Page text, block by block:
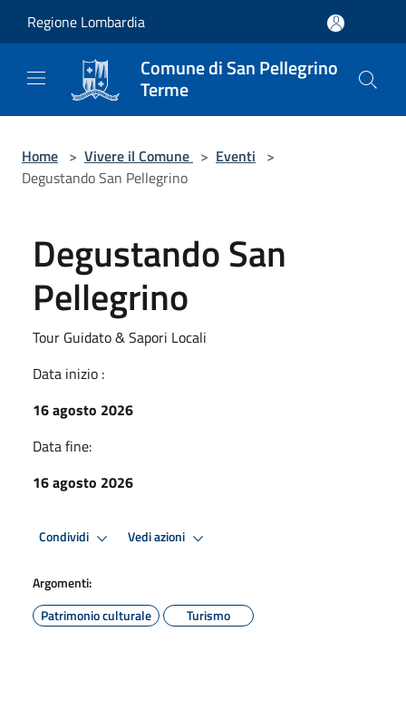
Regione Lombardia
Comune di San Pellegrino
Terme
Home > Vivere il Comune > Eventi >
Degustando San Pellegrino
Degustando San
Pellegrino
Tour Guidato & Sapori Locali
Data inizio :
16 agosto 2026
Data fine:
16 agosto 2026
Condividi Vedi azioni
Argomenti:
Patrimonio culturale
Turismo